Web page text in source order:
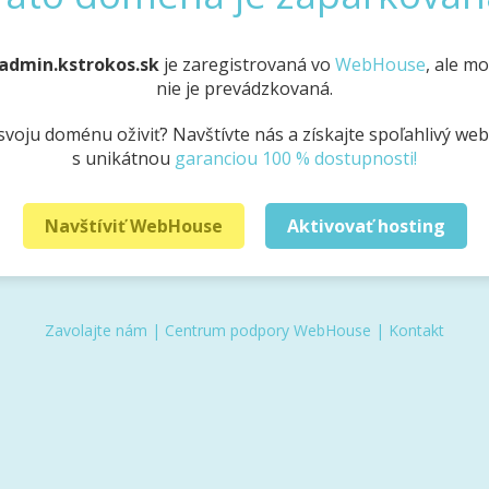
admin.kstrokos.skje zaregistrovaná vo WebHouse, ale
nie je prevádzkovaná.
doménu oživiť? Navštívte nás a získajte spoľahlivý
s unikátnou garanciou 100 % dostupnosti!
Navštíviť WebHouse Aktivovať hosting
Zavolajte nám | Centrum podpory WebHouse | Kontakt